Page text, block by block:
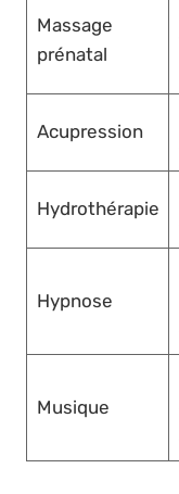
Massage
prénatal
Acupression
Hydrothérapie
Hypnose
Musique